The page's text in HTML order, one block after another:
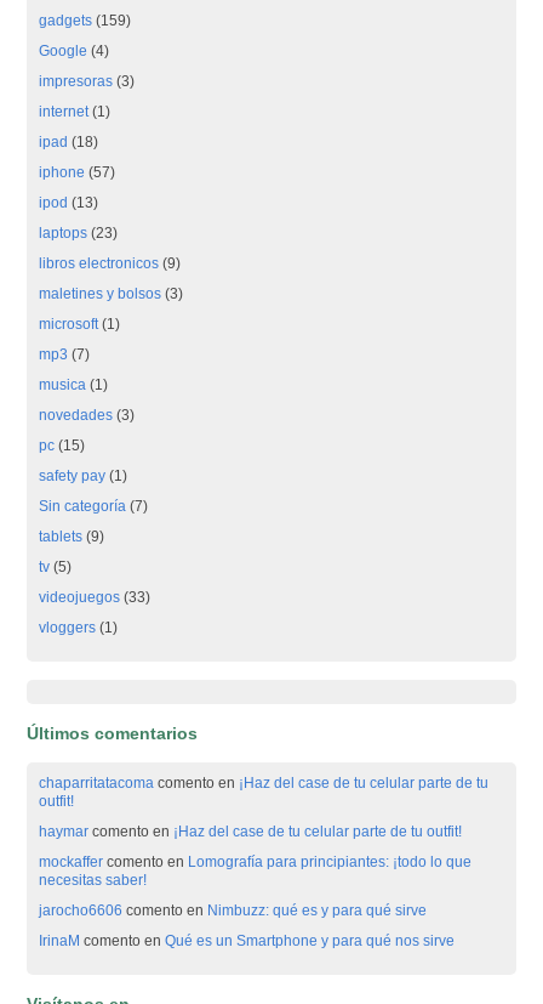
gadgets (159)
Google (4)
impresoras (3)
internet(1)
ipad (18)
iphone (57)
ipod (13)
laptops (23)
libros electronicos (9)
maletines y bolsos (3)
microsoft(1)
mp3 (7)
musica (1)
novedades (3)
pc (15)
safety pay (1)
Sin categoría (7)
tablets (9)
tv (5)
videojuegos (33)
vloggers (1)
Últimos comentarios
chaparritatacoma comento en ¡Haz del case de tu celular parte de tu
outfit!
haymar comento en ¡Haz del case de tu celular parte de tu outfit!
mockaffer comento en Lomografía para principiantes: ¡todo lo que
necesitas saber!
jarocho6606 comento en Nimbuzz: qué es y para qué sirve
IrinaM comento enQué es un Smartphone y para qué nos sirve